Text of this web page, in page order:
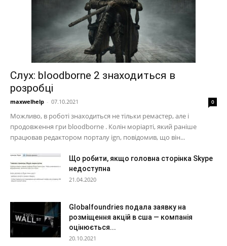
Слух: bloodborne 2 знаходиться в
розробці
maxwelhelp - 07.10.2021 0
Можливо, в роботі знаходиться не тільки ремастер, але і
продовження гри bloodborne . Колін моріарті, який раніше
працював редактором порталу ign, повідомив, що він...
Що робити, якщо головна сторінка Skype
недоступна
21.04.2020
Globalfoundries подала заявку на
розміщення акцій в сша — компанія
оцінюється...
20.10.2021